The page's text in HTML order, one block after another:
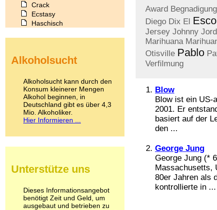
Award Begnadigung
Diego Dix El
Jersey Johnny
Marihuana
Otisville Pablo
Verfilmung
Blow
Blow ist ein US-
2001. Er
basiert auf der
den ...
George Jung
George Jung (*
Massachusetts,
80er Jahren als
kontrollierte in ...
Crack
Ecstasy
Haschisch
Kokain
LSD
Marihuana
Medikamente
Meskalin
Metamphetamin
Methadon
Pilze
Psychopharmaka
Schlafmittel
Schmerzmittel
Alkoholsucht
Alkoholsucht kann durch den
Konsum kleinerer Mengen
Alkohol beginnen, in
Deutschland gibt es über 4,3
Mio. Alkoholiker.
Hier Informieren ...
Unterstütze uns
Dieses Informationsangebot
benötigt Zeit und Geld, um
ausgebaut und betrieben zu